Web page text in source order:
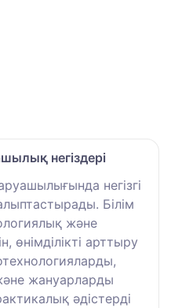
негіздері
негізгі
Білім
және
өнімділікті арттыру
жануарларды
әдістерді